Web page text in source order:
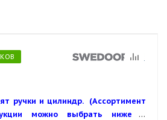
ручки и цилиндр. (Ассортимент
можно выбрать ниже в